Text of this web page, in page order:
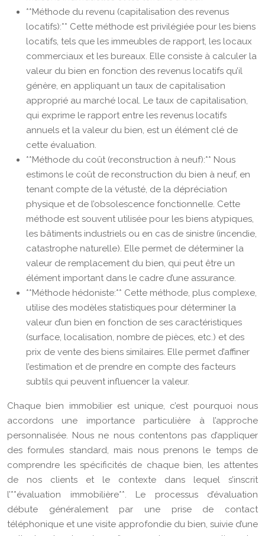
**Méthode du revenu (capitalisation des revenus
locatifs):** Cette méthode est privilégiée pour les biens
locatifs, tels que les immeubles de rapport, les locaux
commerciaux et les bureaux. Elle consiste à calculer la
valeur du bien en fonction des revenus locatifs qu’il
génère, en appliquant un taux de capitalisation
approprié au marché local. Le taux de capitalisation,
qui exprime le rapport entre les revenus locatifs
annuels et la valeur du bien, est un élément clé de
cette évaluation.
**Méthode du coût (reconstruction à neuf):** Nous
estimons le coût de reconstruction du bien à neuf, en
tenant compte de la vétusté, de la dépréciation
physique et de l’obsolescence fonctionnelle. Cette
méthode est souvent utilisée pour les biens atypiques,
les bâtiments industriels ou en cas de sinistre (incendie,
catastrophe naturelle). Elle permet de déterminer la
valeur de remplacement du bien, qui peut être un
élément important dans le cadre d’une assurance.
**Méthode hédoniste:** Cette méthode, plus complexe,
utilise des modèles statistiques pour déterminer la
valeur d’un bien en fonction de ses caractéristiques
(surface, localisation, nombre de pièces, etc.) et des
prix de vente des biens similaires. Elle permet d’affiner
l’estimation et de prendre en compte des facteurs
subtils qui peuvent influencer la valeur.
Chaque bien immobilier est unique, c’est pourquoi nous
accordons une importance particulière à l’approche
personnalisée. Nous ne nous contentons pas d’appliquer
des formules standard, mais nous prenons le temps de
comprendre les spécificités de chaque bien, les attentes
de nos clients et le contexte dans lequel s’inscrit
l’**évaluation immobilière**. Le processus d’évaluation
débute généralement par une prise de contact
téléphonique et une visite approfondie du bien, suivie d’une